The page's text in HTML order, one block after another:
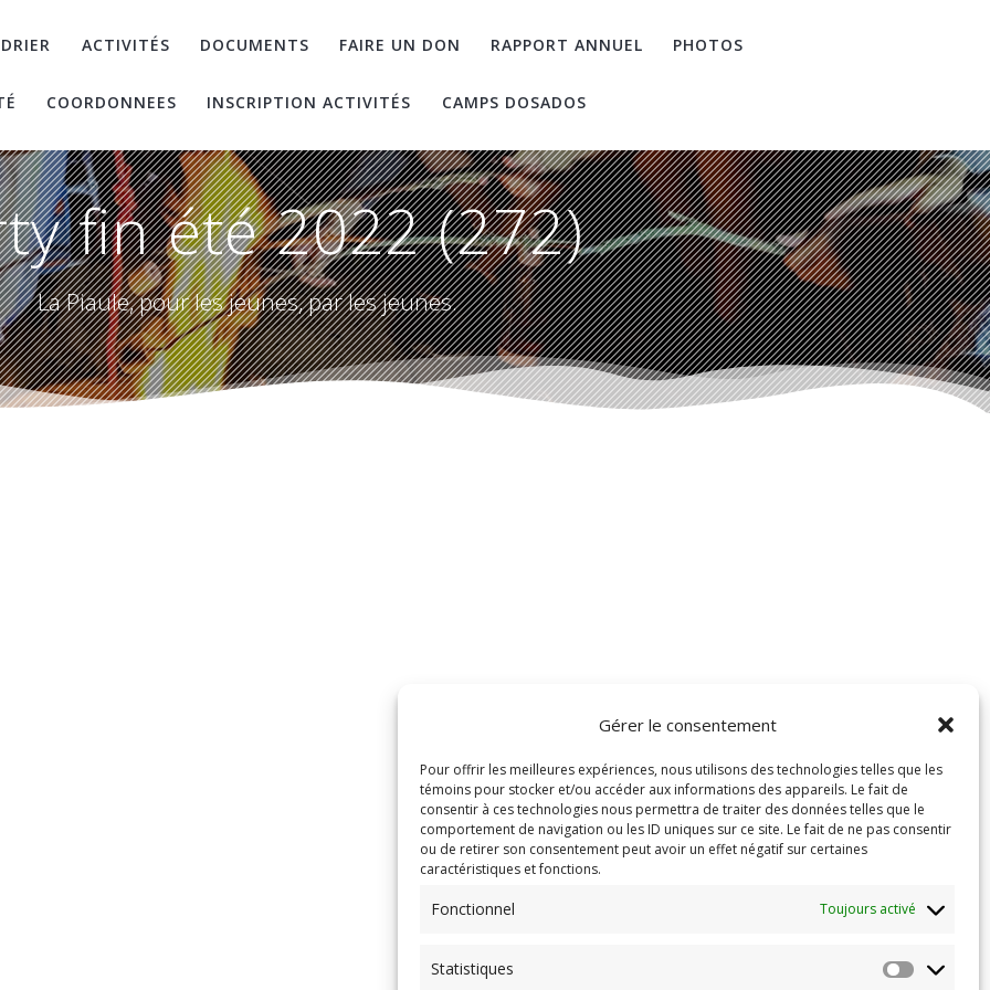
Gérer le consentement
Pour offrir les meilleures expériences, nous utilisons des technologies telles que les
témoins pour stocker et/ou accéder aux informations des appareils. Le fait de
consentir à ces technologies nous permettra de traiter des données telles que le
comportement de navigation ou les ID uniques sur ce site. Le fait de ne pas consentir
ou de retirer son consentement peut avoir un effet négatif sur certaines
caractéristiques et fonctions.
Fonctionnel Toujours activé
Statistiques
ACTIVITÉS DOCUMENTS FAIRE UN DON RAPPORT ANNUEL PHOTOS
COORDONNEES INSCRIPTION ACTIVITÉS CAMPS DOSADOS
fin été 2022 (272)
La Piaule, pour les jeunes, par les jeunes.